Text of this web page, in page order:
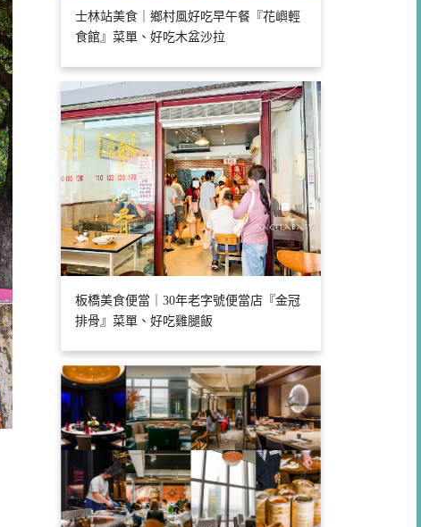
士林站美食｜鄉村風好吃早午餐『花嶼輕
食館』菜單、好吃木盆沙拉
板橋美食便當｜30年老字號便當店『金冠
排骨』菜單、好吃雞腿飯